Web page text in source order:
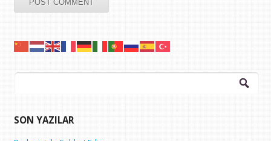
Arama:
SON YAZILAR